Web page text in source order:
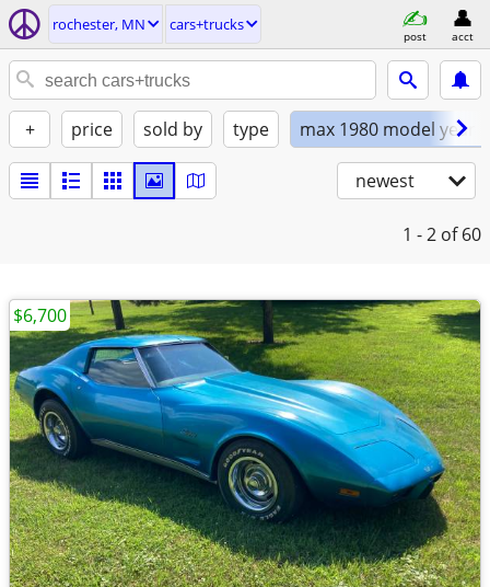
rochester, MN cars+trucks
post acct
+ price sold by type max 1980 model year
newest
1 - 2 of 60
$6,700